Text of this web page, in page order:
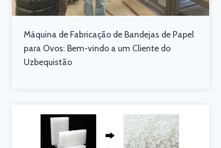
Máquina de Fabricação de Bandejas de Papel
para Ovos: Bem-vindo a um Cliente do
Uzbequistão